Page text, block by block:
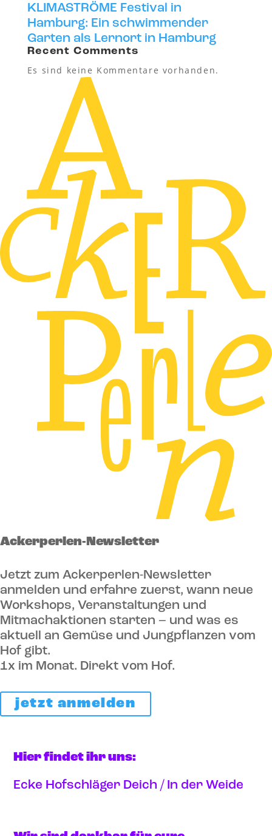
KLIMASTRÖME Festival in
Hamburg: Ein schwimmender
Garten als Lernort in Hamburg
Recent Comments
Es sind keine Kommentare vorhanden.
Ackerperlen-Newsletter
Jetzt zum Ackerperlen-Newsletter
anmelden und erfahre zuerst, wann neue
Workshops, Veranstaltungen und
Mitmachaktionen starten – und was es
aktuell an Gemüse und Jungpflanzen vom
Hof gibt.
1x im Monat. Direkt vom Hof.
jetzt anmelden
Hier findet ihr uns:
Ecke Hofschläger Deich / In der Weide